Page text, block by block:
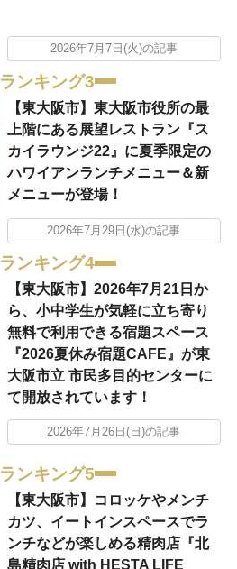
2026年7月7日(火)の記事
ランキング3
【東大阪市】東大阪市役所の最
上階にある展望レストラン『ス
カイラウンジ22』に夏季限定の
ハワイアンランチメニュー＆新
メニューが登場！
2026年7月29日(水)の記事
ランキング4
【東大阪市】2026年7月21日か
ら、小中学生が気軽に立ち寄り
無料で利用できる宿題スペース
『2026夏休み宿題CAFE』が東
大阪市立 市民多目的センターに
て開放されています！
2026年7月26日(日)の記事
ランキング5
【東大阪市】コロッケやメンチ
カツ、イートインスペースでラ
ンチなどが楽しめる精肉店『北
島精肉店 with HESTA LIFE